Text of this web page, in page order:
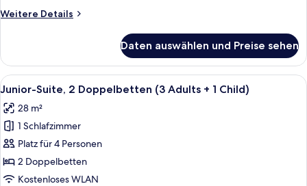
+
anzeigen
Weitere Details
Weitere
Suite,
2 Doppelbetten
(2
+
2
Daten auswählen und Preise sehen
Alle
Fotos
für
Junior-
Suite,
2 Doppelbetten
(3
Ein modernes Hotelzimmer mit einer
4
Junior-Suite, 2 Doppelbetten (3 Adults + 1 Child)
28 m²
1 Schlafzimmer
Platz für 4 Personen
2 Doppelbetten
Kostenloses WLAN